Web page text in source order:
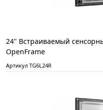
24" Встраиваемый
OpenFrame
Артикул TG6L24R